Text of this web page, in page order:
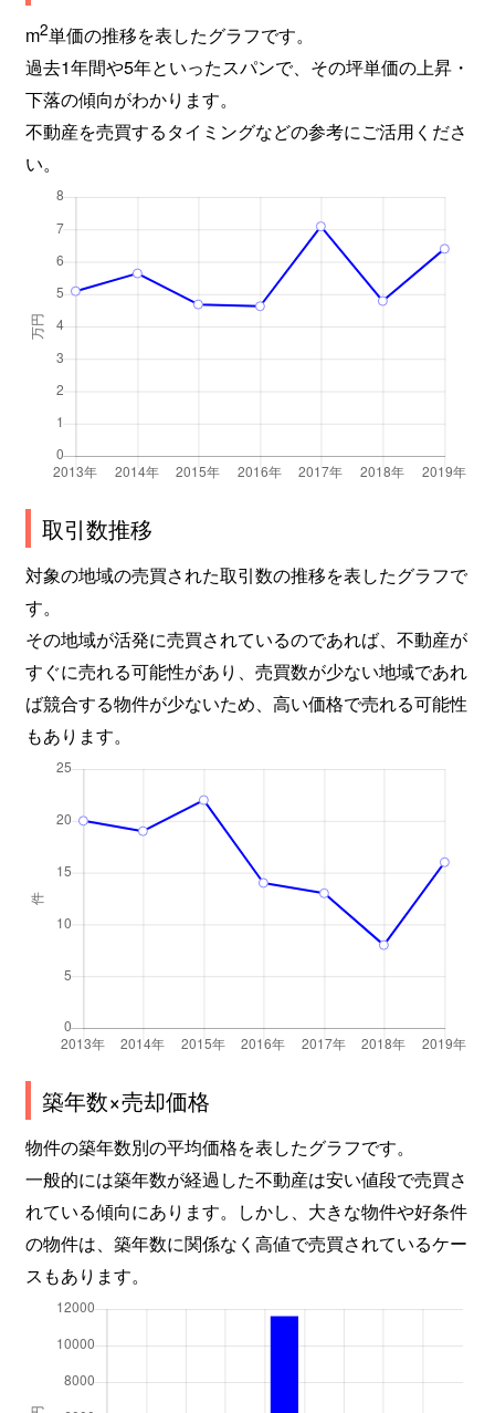
m2単価の推移を表したグラフです。
過去1年間や5年といったスパンで、その坪単価の上昇・
下落の傾向がわかります。
不動産を売買するタイミングなどの参考にご活用くださ
い。
取引数推移
対象の地域の売買された取引数の推移を表したグラフで
す。
その地域が活発に売買されているのであれば、不動産が
すぐに売れる可能性があり、売買数が少ない地域であれ
ば競合する物件が少ないため、高い価格で売れる可能性
もあります。
築年数×売却価格
物件の築年数別の平均価格を表したグラフです。
一般的には築年数が経過した不動産は安い値段で売買さ
れている傾向にあります。しかし、大きな物件や好条件
の物件は、築年数に関係なく高値で売買されているケー
スもあります。